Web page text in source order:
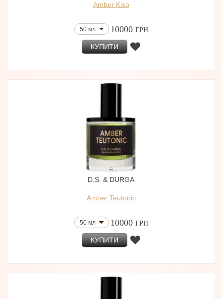
Amber Kiso
50 мл 10000 ГРН
КУПИТИ
D.S. & DURGA
Amber Teutonic
50 мл 10000 ГРН
КУПИТИ